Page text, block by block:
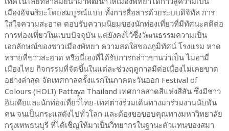
เมืองอัจฉริยะโดยสมบูรณ์แบบ ทั้งการสื่อสารด้วยระบบดิจิทัล การ
ใส่ใจความสะอาด ตอบรับความนิยมของนักท่องเที่ยวที่มีทัศนะคติต่อ
การท่องเที่ยวในแบบปัจจุบัน แต่ยังคงไว้ซึ่งวัฒนธรรมความเป็น
เอกลักษณ์ของชาวเมืองพัทยา ความสดใสของภูมิทัศน์ โรงแรม หาด
ทรายที่ขาวสะอาด หรือนี่เองที่ได้รับการกล่าวขานว่าเป็น ไมอามี่
เมืองไทย กิจกรรมที่จัดขึ้นในแต่ละช่วงฤดูกาลมีต่อเนื่องไม่เคยขาด
อย่างล่าสุด จัดเทศกาลครั้งแรกในภาคตะวันออก Festival of
Colours (HOLI) Pattaya Thailand เทศกาลสาดสีแห่งสีสัน ซึ่งมีชาว
อินเดียและนักท่องเที่ยวไทย-เทศต่างร่วมเดินทางมาร่วมงานนับพัน
คน จนเป็นกระแสดังไปทั่วโลก และต้องขอขอบคุณทางมหาวิทยาลัย
กรุงเทพธนบุรี ที่ได้เชิญให้มาเป็นวิทยากรในฐานะตัวแทนของสมา